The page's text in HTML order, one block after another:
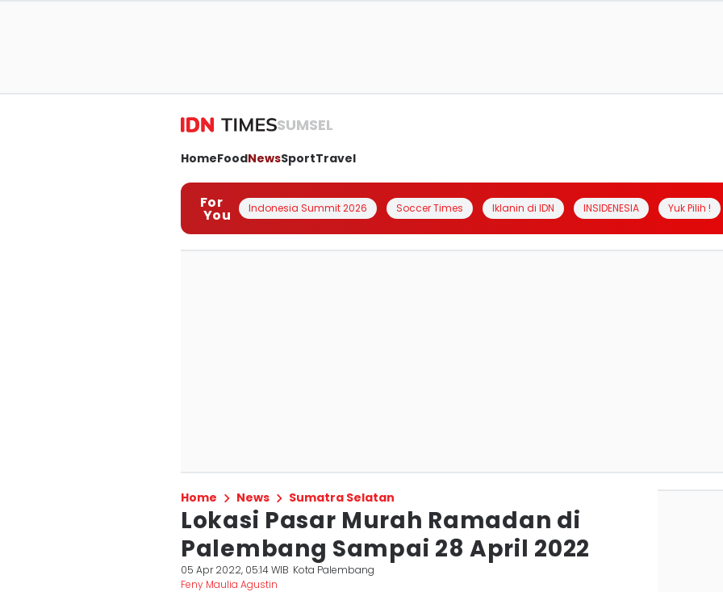
SUMSEL
HomeFoodNewsSportTravel
For
You Indonesia Summit 2026 Soccer Times Iklanin di IDN INSIDENESIA Yuk Pilih !
Home News Sumatra Selatan
Lokasi Pasar Murah Ramadan di
Palembang Sampai 28 April 2022
05 Apr 2022, 05:14 WIB Kota Palembang
Feny Maulia Agustin